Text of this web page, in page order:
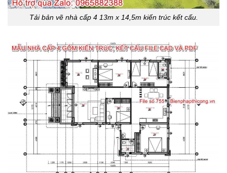
Tải bản vẽ nhà cấp 4 13m x 14,5m kiến trúc kết cấu.